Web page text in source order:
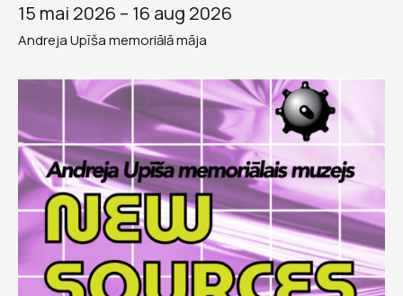
15 mai 2026 – 16 aug 2026
Andreja Upīša memoriālā māja